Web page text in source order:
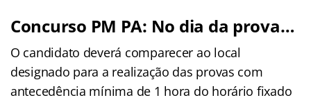
Concurso PM PA: No dia da prova…
O candidato deverá comparecer ao local
designado para a realização das provas com
antecedência mínima de 1 hora do horário fixado